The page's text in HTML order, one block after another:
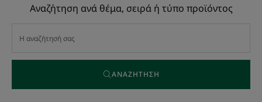
Αναζήτηση ανά θέμα, σειρά ή τύπο προϊόντος
ΑΝΑΖΉΤΗΣΗ